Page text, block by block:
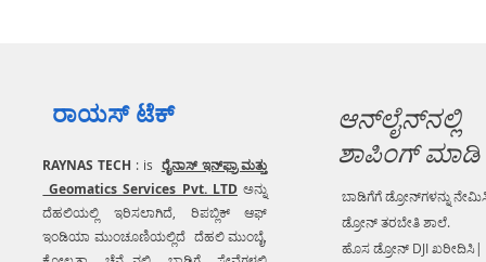
ರಾಯಸ್ ಟೆಕ್
RAYNAS TECH : is ರೈನಾಸ್ ಇನ್‌ಫ್ರಾ ಮತ್ತು
Geomatics Services Pvt. LTD ಅನ್ನು
ದೆಹಲಿಯಲ್ಲಿ ಇರಿಸಲಾಗಿದೆ, ರಿಪಬ್ಲಿಕ್ ಆಫ್
ಇಂಡಿಯಾ ಮುಂಚೂಣಿಯಲ್ಲಿದೆ ದೆಹಲಿ ಮುಂಬೈ,
ಆನ್‌ಲೈನ್‌ನಲ್ಲಿ
ಶಾಪಿಂಗ್ ಮಾಡಿ
ಬಾಡಿಗೆಗೆ ಡ್ರೋನ್‌ಗಳನ್ನು
ಡ್ರೋನ್ ತರಬೇತಿ ಶಾಲೆ.
ಹೊಸ ಡ್ರೋನ್ DJI ಖರೀದಿಸಿ|